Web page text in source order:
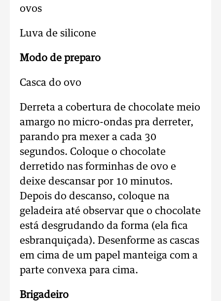
ovos
Luva de silicone
Modo de preparo
Casca do ovo
Derreta a cobertura de chocolate meio
amargo no micro-ondas pra derreter,
parando pra mexer a cada 30
segundos. Coloque o chocolate
derretido nas forminhas de ovo e
deixe descansar por 10 minutos.
Depois do descanso, coloque na
geladeira até observar que o chocolate
está desgrudando da forma (ela fica
esbranquiçada). Desenforme as cascas
em cima de um papel manteiga com a
parte convexa para cima.
Brigadeiro